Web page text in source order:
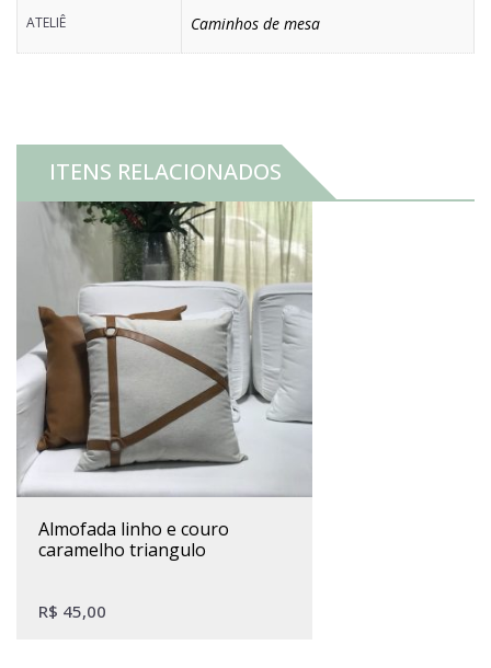
ATELIÊ Caminhos de mesa
ITENS RELACIONADOS
almofada linho e couro
caramelho triangulo
R$ 45,00